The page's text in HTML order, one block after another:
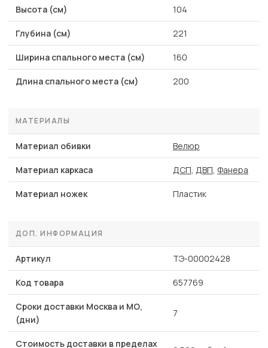
Высота (см) 104
Глубина (см) 221
Ширина спального места (см) 160
Длина спального места (см) 200
МАТЕРИАЛЫ
Материал обивки Велюр
Материал каркаса ДСП, ДВП, Фанера
Материал ножек Пластик
ДОП. ИНФОРМАЦИЯ
Артикул ТЭ-00002428
Код товара 657769
Сроки доставки Москва и МО,
(дни)
7
Стоимость доставки в пределах